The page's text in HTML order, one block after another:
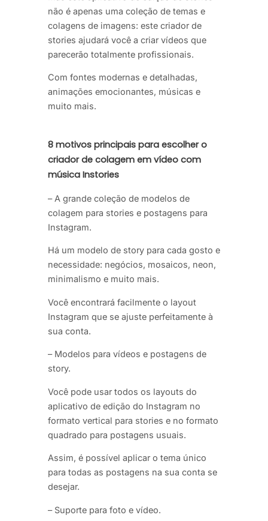
não é apenas uma coleção de temas e
colagens de imagens: este criador de
stories ajudará você a criar vídeos que
parecerão totalmente profissionais.
Com fontes modernas e detalhadas,
animações emocionantes, músicas e
muito mais.
8 motivos principais para escolher o
criador de colagem em vídeo com
música Instories
– A grande coleção de modelos de
colagem para stories e postagens para
Instagram.
Há um modelo de story para cada gosto e
necessidade: negócios, mosaicos, neon,
minimalismo e muito mais.
Você encontrará facilmente o layout
Instagram que se ajuste perfeitamente à
sua conta.
– Modelos para vídeos e postagens de
story.
Você pode usar todos os layouts do
aplicativo de edição do Instagram no
formato vertical para stories e no formato
quadrado para postagens usuais.
Assim, é possível aplicar o tema único
para todas as postagens na sua conta se
desejar.
– Suporte para foto e vídeo.